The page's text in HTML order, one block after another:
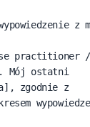
z
practitioner
ostatni
zgodnie z